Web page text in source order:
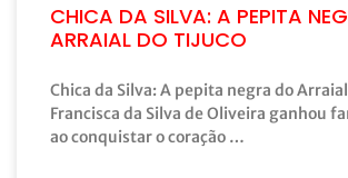
CHICA DA SILVA: A PEPITA
ARRAIAL DO TIJUCO
Chica da Silva: A pepita negra do
Francisca da Silva de Oliveira ganhou
ao conquistar o coração …